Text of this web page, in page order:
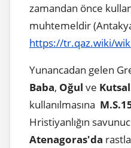
zamandan önce
muhtemeldir
https://tr.qaz.wiki/
Yunancadan gelen
Baba, Oğul ve
kullanılmasına
Hristiyanlığın
Atenagoras'da